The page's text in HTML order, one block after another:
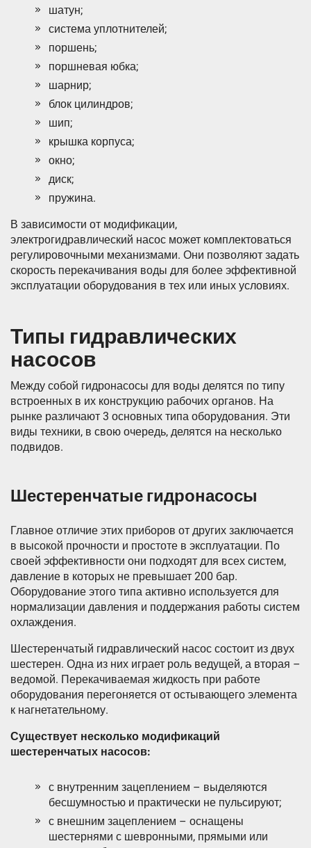
шатун;
система уплотнителей;
поршень;
поршневая юбка;
шарнир;
блок цилиндров;
шип;
крышка корпуса;
окно;
диск;
пружина.
В зависимости от модификации,
электрогидравлический насос может комплектоваться
регулировочными механизмами. Они позволяют задать
скорость перекачивания воды для более эффективной
эксплуатации оборудования в тех или иных условиях.
Типы гидравлических
насосов
Между собой гидронасосы для воды делятся по типу
встроенных в их конструкцию рабочих органов. На
рынке различают 3 основных типа оборудования. Эти
виды техники, в свою очередь, делятся на несколько
подвидов.
Шестеренчатые гидронасосы
Главное отличие этих приборов от других заключается
в высокой прочности и простоте в эксплуатации. По
своей эффективности они подходят для всех систем,
давление в которых не превышает 200 бар.
Оборудование этого типа активно используется для
нормализации давления и поддержания работы систем
охлаждения.
Шестеренчатый гидравлический насос состоит из двух
шестерен. Одна из них играет роль ведущей, а вторая –
ведомой. Перекачиваемая жидкость при работе
оборудования перегоняется от остывающего элемента
к нагнетательному.
Существует несколько модификаций
шестеренчатых насосов:
с внутренним зацеплением – выделяются
бесшумностью и практически не пульсируют;
с внешним зацеплением – оснащены
шестернями с шевронными, прямыми или